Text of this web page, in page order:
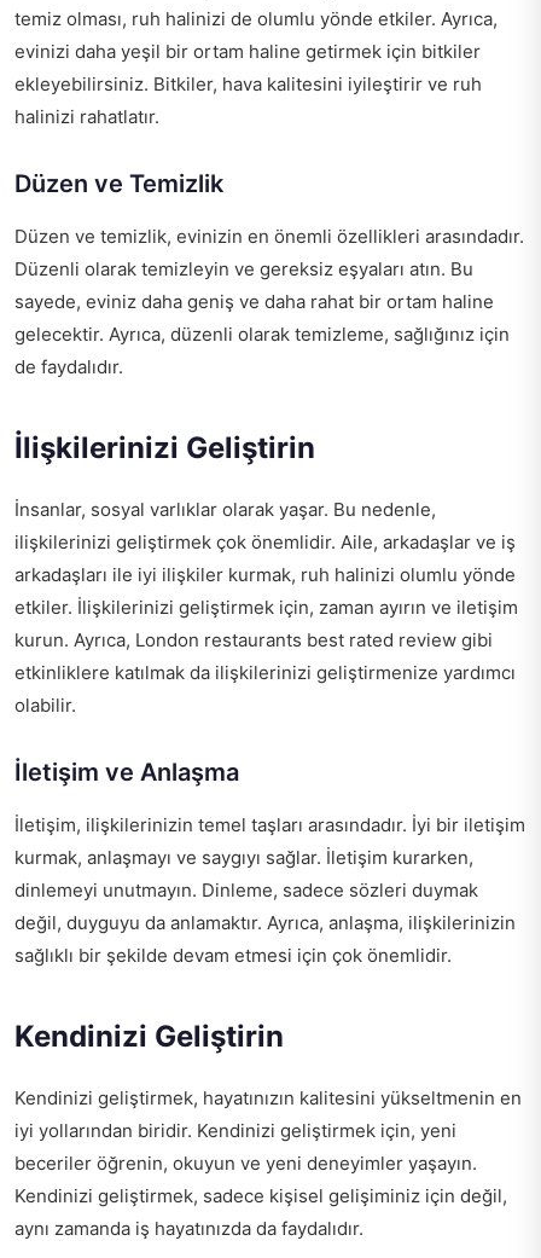
temiz olması, ruh halinizi de olumlu yönde etkiler. Ayrıca,
evinizi daha yeşil bir ortam haline getirmek için bitkiler
ekleyebilirsiniz. Bitkiler, hava kalitesini iyileştirir ve ruh
halinizi rahatlatır.
Düzen ve Temizlik
Düzen ve temizlik, evinizin en önemli özellikleri arasındadır.
Düzenli olarak temizleyin ve gereksiz eşyaları atın. Bu
sayede, eviniz daha geniş ve daha rahat bir ortam haline
gelecektir. Ayrıca, düzenli olarak temizleme, sağlığınız için
de faydalıdır.
İlişkilerinizi Geliştirin
İnsanlar, sosyal varlıklar olarak yaşar. Bu nedenle,
ilişkilerinizi geliştirmek çok önemlidir. Aile, arkadaşlar ve iş
arkadaşları ile iyi ilişkiler kurmak, ruh halinizi olumlu yönde
etkiler. İlişkilerinizi geliştirmek için, zaman ayırın ve iletişim
kurun. Ayrıca, London restaurants best rated review gibi
etkinliklere katılmak da ilişkilerinizi geliştirmenize yardımcı
olabilir.
İletişim ve Anlaşma
İletişim, ilişkilerinizin temel taşları arasındadır. İyi bir iletişim
kurmak, anlaşmayı ve saygıyı sağlar. İletişim kurarken,
dinlemeyi unutmayın. Dinleme, sadece sözleri duymak
değil, duyguyu da anlamaktır. Ayrıca, anlaşma, ilişkilerinizin
sağlıklı bir şekilde devam etmesi için çok önemlidir.
Kendinizi Geliştirin
Kendinizi geliştirmek, hayatınızın kalitesini yükseltmenin en
iyi yollarından biridir. Kendinizi geliştirmek için, yeni
beceriler öğrenin, okuyun ve yeni deneyimler yaşayın.
Kendinizi geliştirmek, sadece kişisel gelişiminiz için değil,
aynı zamanda iş hayatınızda da faydalıdır.